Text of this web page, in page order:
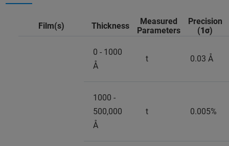
Film(s) Thickness
Measured
Parameters
Precision
(1σ)
0 - 1000
Å
t 0.03 Å
1000 -
500,000
Å
t 0.005%